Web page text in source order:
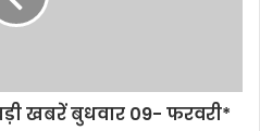
खबरें बुधवार 09- फरवरी*